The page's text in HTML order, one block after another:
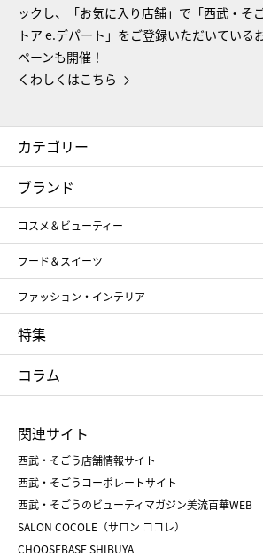
ックし、「お気に入り店舗」で「西武・そ
トア e.デパート」をご登録いただいている
ペーンも開催！
くわしくはこちら
カテゴリー
コスメ＆ビューティー
ギフト
レディー
メンズ
スポーツ・アウトドア
お中元
お歳暮
ブランド
コスメ＆ビューティー
SHISEIDO
ポール&ジョー ボーテ
ジルスチ
NARS
RMK
クリニーク
SK-Ⅱ
フード＆スイーツ
アンリ・シャルパンティエ
ゴディバ
新宿高野
たねや
ねんりん家
ファッション・インテリア
ポロ ラルフ ローレン
タケオ キクチ
ママ＆キ
シュタイフ
特集
お中元
ひな人形
五月人形
父の日
クリスマスケーキ
ホワイトデー
コラム
菓子折り
和菓子
人気のギフト
バレンタイン
ホワイト
おせち
関連サイト
西武・そごう店舗情報サイト
西武・そごうコーポレートサイト
西武・そごうのビューティマガジン美流百華WEB
SALON COCOLE（サロン ココレ）
CHOOSEBASE SHIBUYA